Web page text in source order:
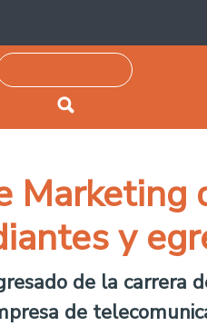
Pesquisar
Marketing
y
de la carrera
de